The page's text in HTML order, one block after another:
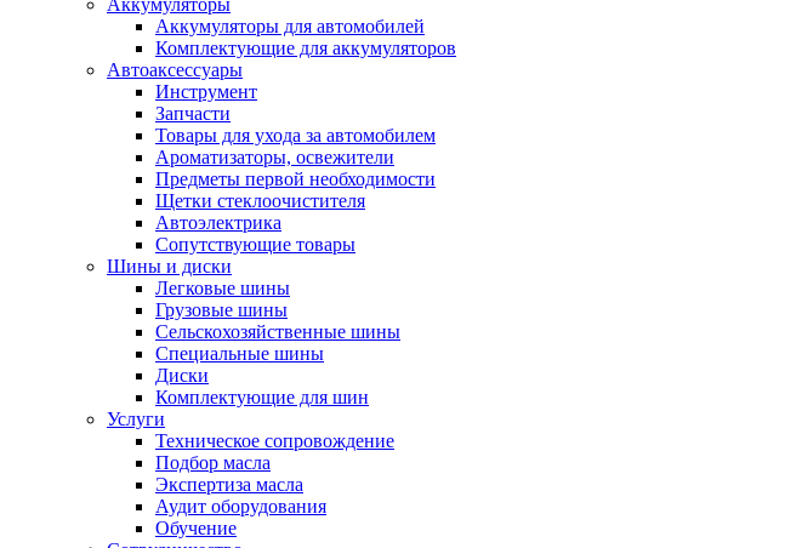
Аккумуляторы
Аккумуляторы для автомобилей
Комплектующие для аккумуляторов
Автоаксессуары
Инструмент
Запчасти
Товары для ухода за автомобилем
Ароматизаторы, освежители
Предметы первой необходимости
Щетки стеклоочистителя
Автоэлектрика
Сопутствующие товары
Шины и диски
Легковые шины
Грузовые шины
Сельскохозяйственные шины
Специальные шины
Диски
Комплектующие для шин
Услуги
Техническое сопровождение
Подбор масла
Экспертиза масла
Аудит оборудования
Обучение